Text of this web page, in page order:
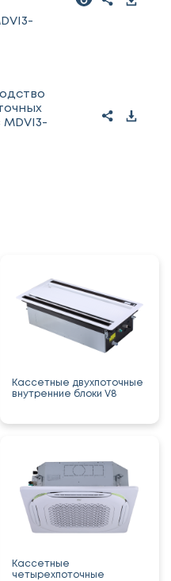
Кассетные двухпоточные
внутренние блоки V8
Кассетные
четырехпоточные